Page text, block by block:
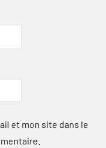
et mon site dans le